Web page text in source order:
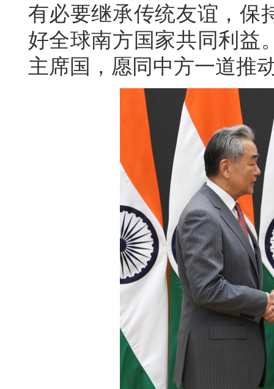
有必要继承传统友谊，保
好全球南方国家共同利益
主席国，愿同中方一道推